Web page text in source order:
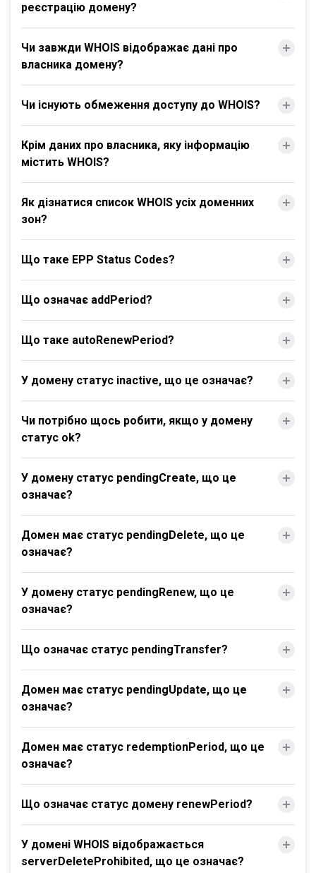
реєстрацію домену?
Чи завжди WHOIS відображає дані про
власника домену?
Чи існують обмеження доступу до WHOIS?
Крім даних про власника, яку інформацію
містить WHOIS?
Як дізнатися список WHOIS усіх доменних
зон?
Що таке EPP Status Codes?
Що означає addPeriod?
Що таке autoRenewPeriod?
У домену статус inactive, що це означає?
Чи потрібно щось робити, якщо у домену
статус ok?
У домену статус pendingCreate, що це
означає?
Домен має статус pendingDelete, що це
означає?
У домену статус pendingRenew, що це
означає?
Що означає статус pendingTransfer?
Домен має статус pendingUpdate, що це
означає?
Домен має статус redemptionPeriod, що це
означає?
Що означає статус домену renewPeriod?
У домені WHOIS відображається
serverDeleteProhibited, що це означає?